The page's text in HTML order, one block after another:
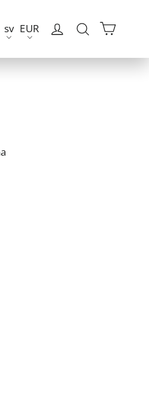
EUR
sv Logga in
Sök